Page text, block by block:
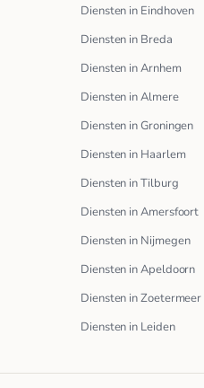
Diensten in Eindhoven
Diensten in Breda
Diensten in Arnhem
Diensten in Almere
Diensten in Groningen
Diensten in Haarlem
Diensten in Tilburg
Diensten in Amersfoort
Diensten in Nijmegen
Diensten in Apeldoorn
Diensten in Zoetermeer
Diensten in Leiden